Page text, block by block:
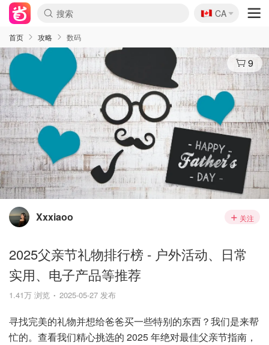
🇨🇦
CA
首页 攻略 数码
9
Xxxiaoo 关注
2025父亲节礼物排行榜 - 户外活动、日常
实用、电子产品等推荐
1.41万 浏览 2025-05-27 发布
寻找完美的礼物并想给爸爸买一些特别的东西？我们是来帮
忙的。查看我们精心挑选的 2025 年绝对最佳父亲节指南，